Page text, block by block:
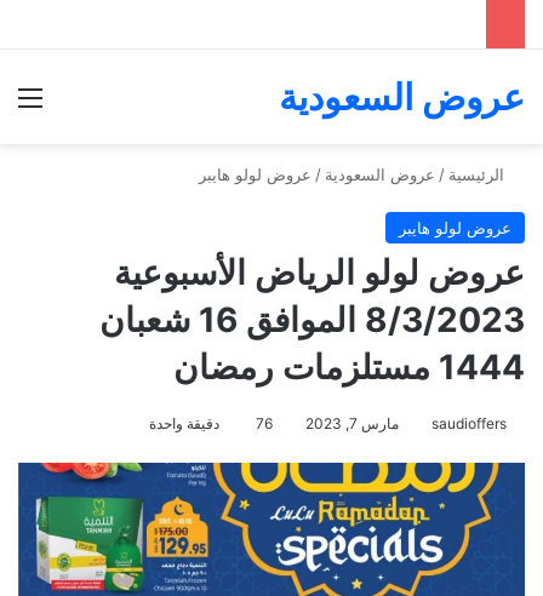
عروض السعودية
الرئيسية / عروض السعودية / عروض لولو هايبر
عروض لولو هايبر
عروض لولو الرياض الأسبوعية
8/3/2023 الموافق 16 شعبان
1444 مستلزمات رمضان
saudioffers مارس 7, 2023 76 دقيقة واحدة